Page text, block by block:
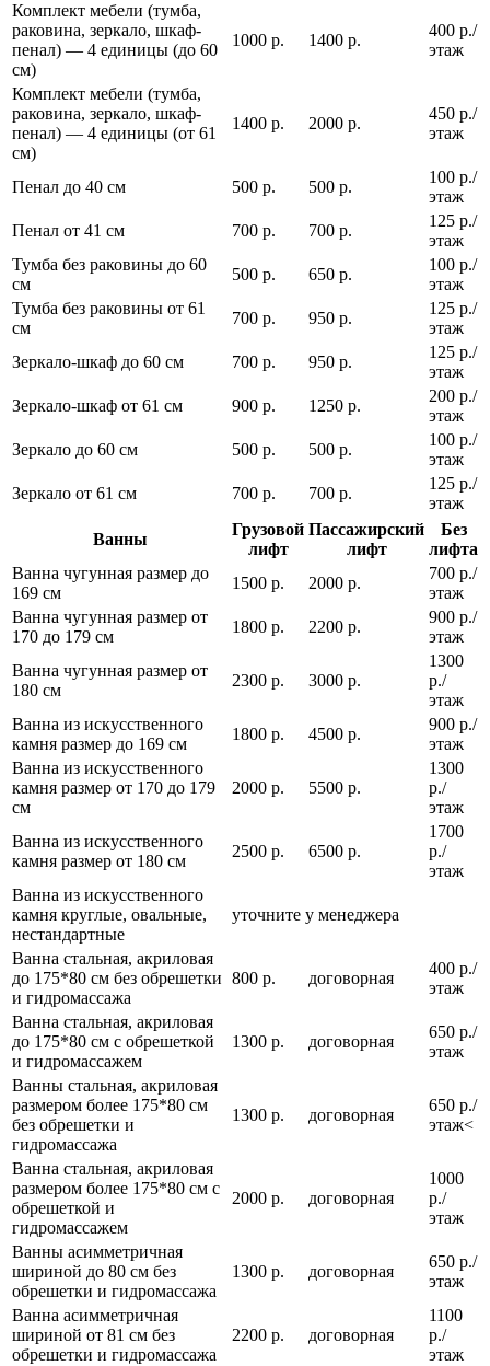
Комплект мебели (тумба,
раковина, зеркало, шкаф-
пенал) — 4 единицы (до 60
см)
1000 р. 1400 р.
400 р./
этаж
Комплект мебели (тумба,
раковина, зеркало, шкаф-
пенал) — 4 единицы (от 61
см)
1400 р. 2000 р.
450 р./
этаж
Пенал до 40 см 500 р. 500 р.
100 р./
этаж
Пенал от 41 см
700 р. 700 р.
125 р./
этаж
Тумба без раковины до 60
см
500 р. 650 р.
100 р./
этаж
Тумба без раковины от 61
см
700 р. 950 р.
125 р./
этаж
Зеркало-шкаф до 60 см
700 р. 950 р.
125 р./
этаж
Зеркало-шкаф от 61 см
900 р. 1250 р.
200 р./
этаж
Зеркало до 60 см
500 р. 500 р.
100 р./
этаж
Зеркало от 61 см
700 р. 700 р.
125 р./
этаж
Ванны
Грузовой
лифт
Пассажирский
лифт
Без
лифта
Ванна чугунная размер до
169 см
1500 р. 2000 р.
700 р./
этаж
Ванна чугунная размер от
170 до 179 см
1800 р. 2200 р.
900 р./
этаж
Ванна чугунная размер от
180 см
2300 р. 3000 р.
1300
р./
этаж
Ванна из искусственного
камня размер до 169 см
1800 р. 4500 р.
900 р./
этаж
Ванна из искусственного
камня размер от 170 до 179
см
2000 р. 5500 р.
1300
р./
этаж
Ванна из искусственного
камня размер от 180 см
2500 р. 6500 р.
1700
р./
этаж
Ванна из искусственного
камня круглые, овальные,
нестандартные
уточните у менеджера
Ванна стальная, акриловая
до 175*80 см без обрешетки
и гидромассажа
800 р. договорная
400 р./
этаж
Ванна стальная, акриловая
до 175*80 см с обрешеткой
и гидромассажем
1300 р. договорная
650 р./
этаж
Ванны стальная, акриловая
размером более 175*80 см
без обрешетки и
гидромассажа
1300 р. договорная
650 р./
этаж<
Ванна стальная, акриловая
размером более 175*80 см с
обрешеткой и
гидромассажем
2000 р. договорная
1000
р./
этаж
Ванны асимметричная
шириной до 80 см без
обрешетки и гидромассажа
1300 р. договорная
650 р./
этаж
Ванна асимметричная
шириной от 81 см без
обрешетки и гидромассажа
2200 р. договорная
1100
р./
этаж